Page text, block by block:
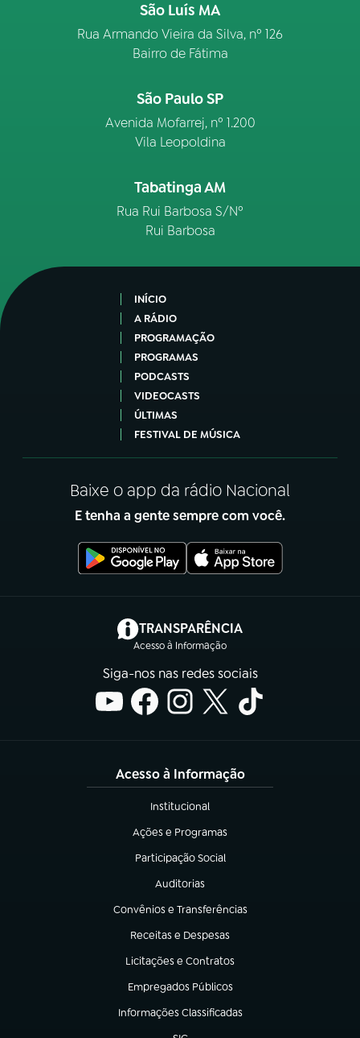
São Luís MA
Rua Armando Vieira da Silva, nº 126
Bairro de Fátima
São Paulo SP
Avenida Mofarrej, nº 1.200
Vila Leopoldina
Tabatinga AM
Rua Rui Barbosa S/Nº
Rui Barbosa
INÍCIO
A RÁDIO
PROGRAMAÇÃO
PROGRAMAS
PODCASTS
VIDEOCASTS
ÚLTIMAS
FESTIVAL DE MÚSICA
Baixe o app da rádio Nacional
E tenha a gente sempre com você.
TRANSPARÊNCIA
Acesso à Informação
(abre em nova aba)
Siga-nos nas redes sociais
Acesso à Informação
Institucional
(abre em nova aba)
Ações e Programas
(abre em nova aba)
Participação Social
(abre em nova aba)
Auditorias
(abre em nova aba)
Convênios e Transferências
(abre em nova aba)
Receitas e Despesas
(abre em nova aba)
Licitações e Contratos
(abre em nova aba)
Empregados Públicos
(abre em nova aba)
Informações Classificadas
(abre em nova aba)